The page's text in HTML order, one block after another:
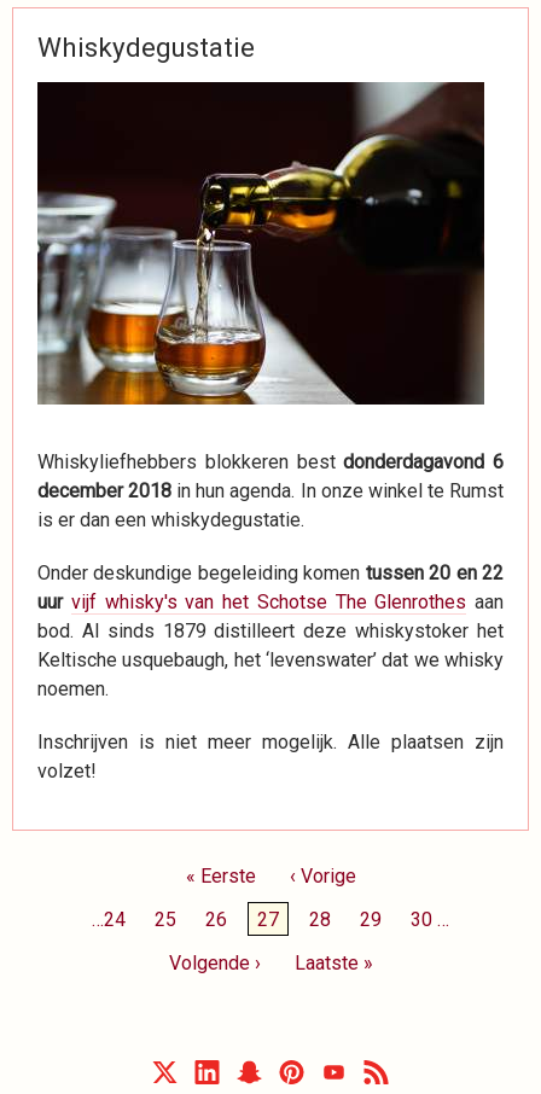
Whiskydegustatie
Whiskyliefhebbers blokkeren bestdonderdagavond 6
december 2018 in hun agenda. In onze winkel te Rumst
is er dan een whiskydegustatie.
Onder deskundige begeleiding komen tussen 20 en 22
uur vijf whisky's van het Schotse The Glenrothes aan
bod. Al sinds 1879 distilleert deze whiskystoker het
Keltische usquebaugh, het ‘levenswater’ dat we whisky
noemen.
Inschrijven is niet meer mogelijk. Alle plaatsen zijn
volzet!
Eerste
« Eerste
Vorige
‹ Vorige
Page
…24 Page
25 Page
26
Huidige
27 Page
28 Page
29 Page
30 …
Volgende
Volgende ›
Laatste
Laatste »